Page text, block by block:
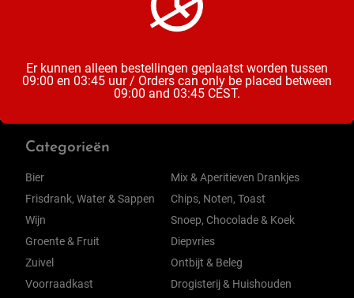
Categorieën
Bier
Frisdrank, Water & Sappen
Wijn
Groente & Fruit
Zuivel
Voorraadkast
Mix & Aperitieven Drankjes
Chips, Noten, Toast
Snoep, Chocolade & Koek
Diepvries
Ontbijt & Beleg
Drogisterij & Huishouden
Er kunnen alleen bestellingen geplaatst worden tussen
09:00 en 03:45 uur / Orders can only be placed between
09:00 and 03:45 CEST.